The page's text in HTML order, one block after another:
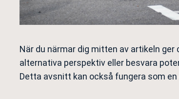
När du närmar dig mitten av artikeln
alternativa perspektiv eller besvara
Detta avsnitt kan också fungera som